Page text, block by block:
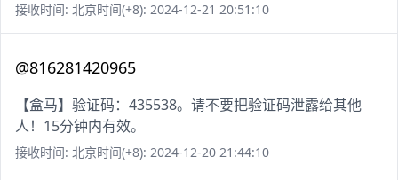
接收时间: 北京时间(+8): 2024-12-21 20:51:10
@816281420965
【盒马】验证码：435538。请不要把验证码泄露给其他
人！15分钟内有效。
接收时间: 北京时间(+8): 2024-12-20 21:44:10